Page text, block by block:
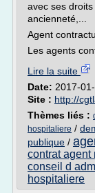
avec ses
ancienneté,...
Agent
Les agents
Lire la suite
Date: 2017-
Site : http://
Thèmes liés :
hospitaliere /
publique /
contrat agent
conseil d
hospitaliere